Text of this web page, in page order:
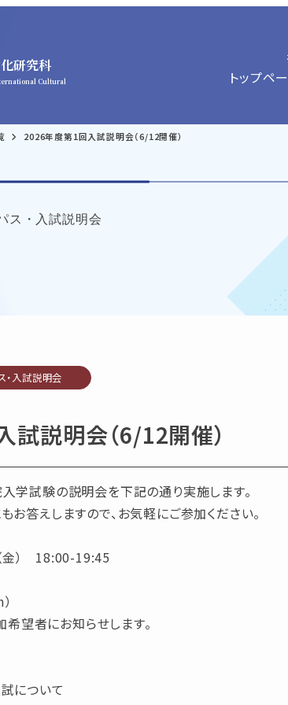
研究科
Cultural
トップペ
2026年度第1回入試説明会（6/12開催）
ス・入試説明会
・入試説明会
説明会（6/12開催）
学試験の説明会を下記の通り実施します。
答えしますので、お気軽にご参加ください。
） 18:00-19:45
望者にお知らせします。
について